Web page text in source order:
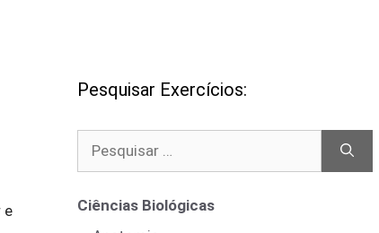
e
Pesquisar Exercícios:
Ciências Biológicas